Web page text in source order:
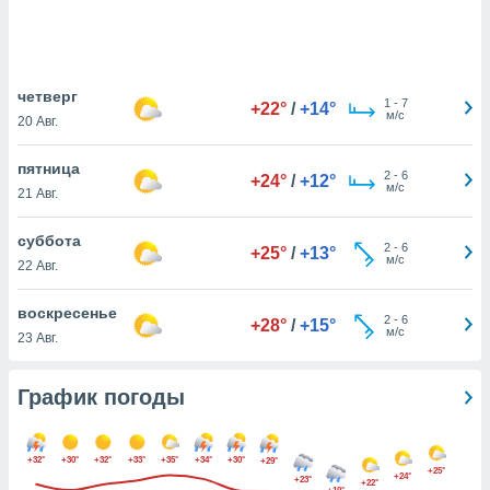
установки
веб-
как
о вашем
четверг
20 Авг.
+22° / +14° 1 - 7
м/с
пятница
21 Авг.
+24° / +12° 2- 6
м/с
суббота
22 Авг.
+25° / +13° 2- 6
м/с
воскресенье
23 Авг.
+28° / +15° 2- 6
м/с
График погоды
+32° +30° +32° +33° +35° +34° +30°
+29°
+23°
+22°
+24°
+25°